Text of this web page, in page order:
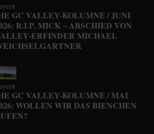
GC VALLEY-KOLUMNE / JUNI
R.I.P. MICK – ABSCHIED VON
ERFINDER MICHAEL
GC VALLEY-KOLUMNE / MAI
WOLLEN WIR DAS BIENCHEN